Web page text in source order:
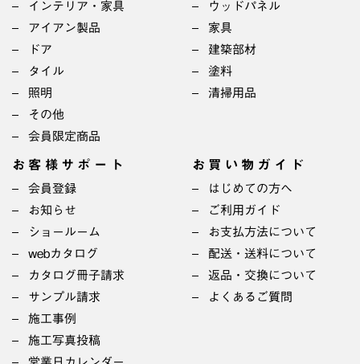
インテリア・家具
アイアン製品
ドア
タイル
照明
その他
会員限定商品
ウッドパネル
家具
建築部材
塗料
清掃用品
お客様サポート
会員登録
お知らせ
ショールーム
webカタログ
カタログ冊子請求
サンプル請求
施工事例
施工写真投稿
お買い物ガイド
はじめての方へ
ご利用ガイド
お支払方法について
配送・送料について
返品・交換について
よくあるご質問